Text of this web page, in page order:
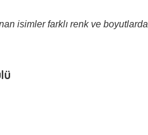
isimler farklı renk ve boyutlarda